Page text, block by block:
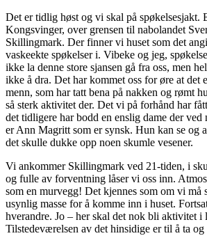
Det er tidlig høst og vi skal på spøkelsesjakt.
Kongsvinger, over grensen til nabolandet
Skillingmark. Der finner vi huset som det
vaskeekte spøkelser i. Vibeke og jeg,
ikke la denne store sjansen gå fra oss, men
ikke å dra. Det har kommet oss for øre at det
menn, som har tatt bena på nakken og rømt
så sterk aktivitet der. Det vi på forhånd har
det tidligere har bodd en enslig dame der
er Ann Magritt som er synsk. Hun kan se og
det skulle dukke opp noen skumle vesener.
Vi ankommer Skillingmark ved 21-tiden, i
og fulle av forventning låser vi oss inn.
som en murvegg! Det kjennes som om vi må
usynlig masse for å komme inn i huset.
hverandre. Jo – her skal det nok bli aktivitet i
Tilstedeværelsen av det hinsidige er til å ta og